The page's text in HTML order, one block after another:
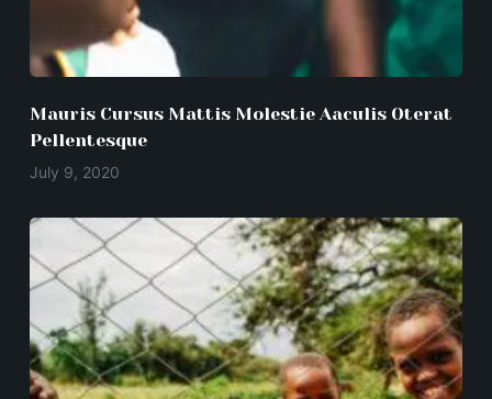
Mauris Cursus Mattis Molestie Aaculis Oterat
Pellentesque
July 9, 2020